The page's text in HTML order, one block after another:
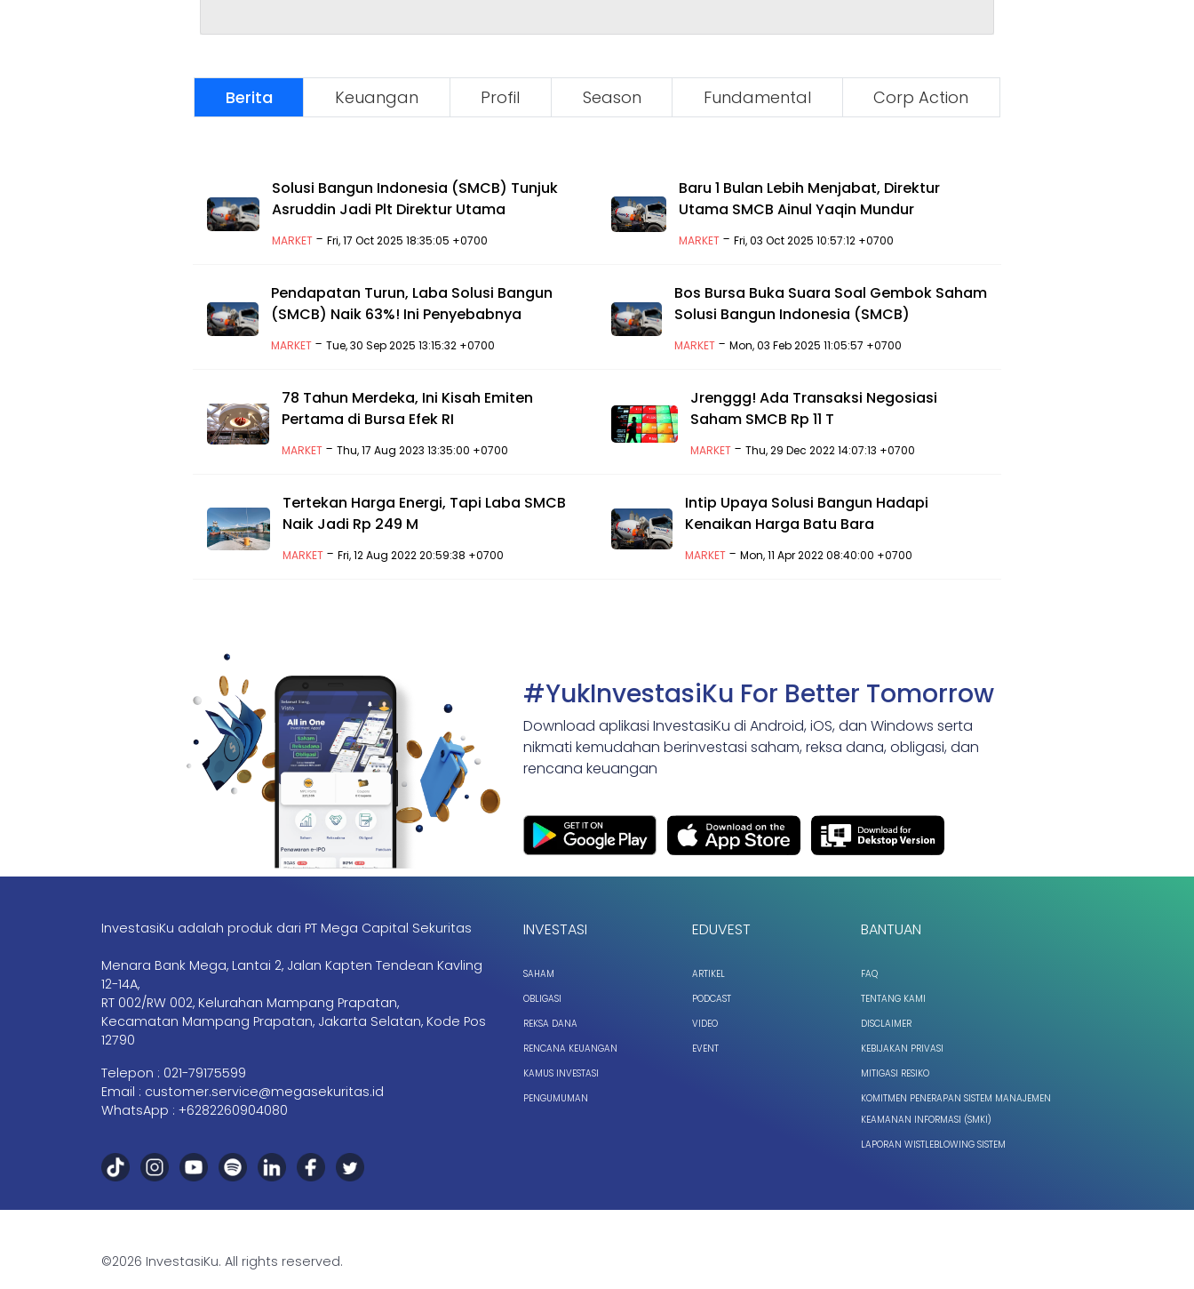
Berita Keuangan Profil Season Fundamental Corp Action
Solusi Bangun Indonesia (SMCB) Tunjuk
Asruddin Jadi Plt Direktur Utama
MARKET -Fri, 17 Oct 2025 18:35:05 +0700
Baru 1 Bulan Lebih Menjabat, Direktur
Utama SMCB Ainul Yaqin Mundur
MARKET- Fri, 03 Oct 2025 10:57:12 +0700
Pendapatan Turun, Laba Solusi Bangun
(SMCB) Naik 63%! Ini Penyebabnya
MARKET -Tue, 30 Sep 2025 13:15:32 +0700
Bos Bursa Buka Suara Soal Gembok Saham
Solusi Bangun Indonesia (SMCB)
MARKET- Mon, 03 Feb 2025 11:05:57 +0700
78 Tahun Merdeka, Ini Kisah Emiten
Pertama di Bursa Efek RI
MARKET -Thu, 17 Aug 2023 13:35:00 +0700
Jrenggg! Ada Transaksi Negosiasi
Saham SMCB Rp 11 T
MARKET -Thu, 29 Dec 2022 14:07:13 +0700
Tertekan Harga Energi, Tapi Laba SMCB
Naik Jadi Rp 249 M
MARKET - Fri, 12 Aug 2022 20:59:38 +0700
Intip Upaya Solusi Bangun Hadapi
Kenaikan Harga Batu Bara
MARKET -Mon, 11 Apr 2022 08:40:00 +0700
#YukInvestasiKu For Better Tomorrow
Download aplikasi InvestasiKu di Android, iOS, dan Windows serta
nikmati kemudahan berinvestasi saham, reksa dana, obligasi, dan
rencana keuangan
InvestasiKu adalah produk dari PT Mega Capital Sekuritas
Menara Bank Mega, Lantai 2, Jalan Kapten Tendean Kavling
12-14A,
RT 002/RW 002, Kelurahan Mampang Prapatan,
Kecamatan Mampang Prapatan, Jakarta Selatan, Kode Pos
12790
Telepon : 021-79175599
Email : customer.service@megasekuritas.id
WhatsApp : +6282260904080
INVESTASI
SAHAM
OBLIGASI
REKSA DANA
RENCANA KEUANGAN
KAMUS INVESTASI
PENGUMUMAN
EDUVEST
ARTIKEL
PODCAST
VIDEO
EVENT
BANTUAN
FAQ
TENTANG KAMI
DISCLAIMER
KEBIJAKAN PRIVASI
MITIGASI RESIKO
KOMITMEN PENERAPAN SISTEM MANAJEMEN
KEAMANAN INFORMASI (SMKI)
LAPORAN WISTLEBLOWING SISTEM
©2026 InvestasiKu. All rights reserved.